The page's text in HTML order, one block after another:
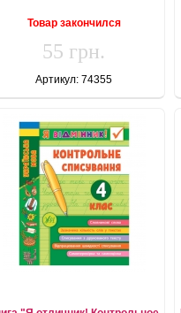
Товар закончился
55 грн.
Артикул: 74355